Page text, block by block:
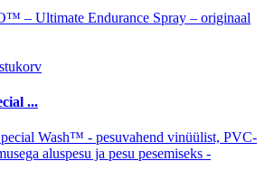
...